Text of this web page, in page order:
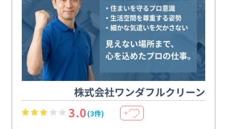
株式会社ワンダフルクリーン
3.0(3件) ＋